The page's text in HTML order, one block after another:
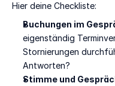
Hier deine Checkliste:
Buchungen im
eigenständig
Stornierungen
Antworten?
Stimme und